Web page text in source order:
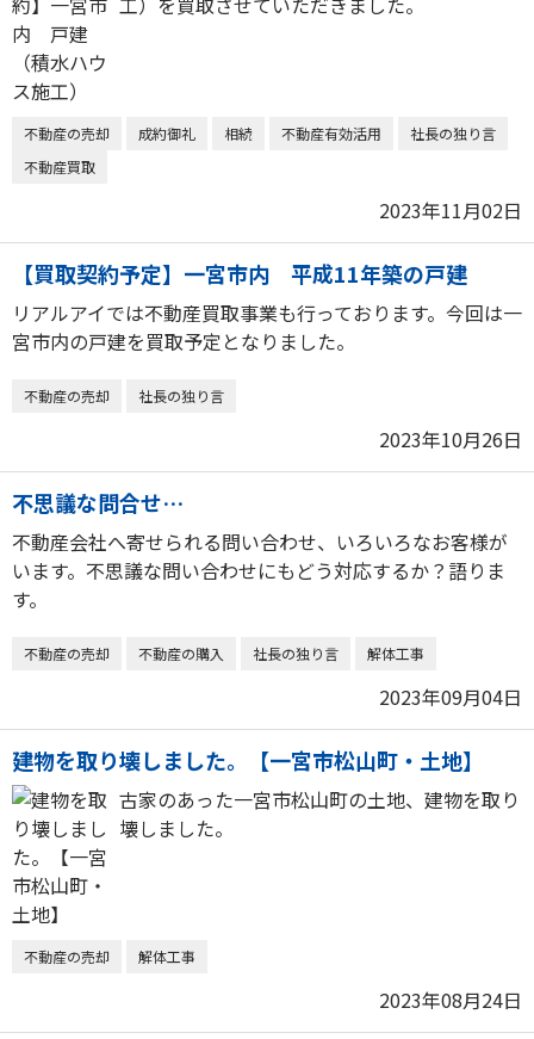
不動産の売却 成約御礼 相続 不動産有効活用
社長の独り言
不動産買取
2023年11月02日
【買取契約予定】一宮市内 平成11年築の戸建
リアルアイでは不動産買取事業も行っております。今回は一
宮市内の戸建を買取予定となりました。
不動産の売却 社長の独り言
2023年10月26日
不思議な問合せ…
不動産会社へ寄せられる問い合わせ、いろいろなお客様が
います。不思議な問い合わせにもどう対応するか？語りま
す。
不動産の売却 不動産の購入 社長の独り言 解体工事
2023年09月04日
建物を取り壊しました。【一宮市松山町・土地】
古家のあった一宮市松山町の土地、建物を取り
壊しました。
不動産の売却 解体工事
2023年08月24日